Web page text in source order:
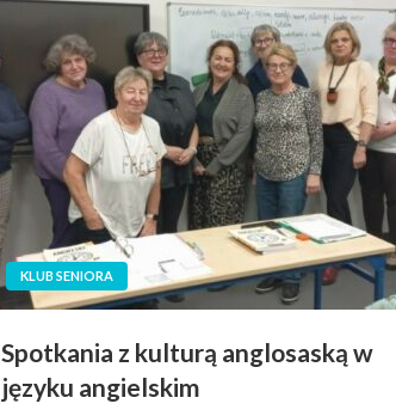
KLUB SENIORA
Spotkania z kulturą anglosaską w
języku angielskim